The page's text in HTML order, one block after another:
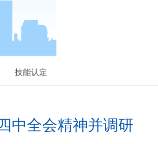
技能认定
中全会精神并调研